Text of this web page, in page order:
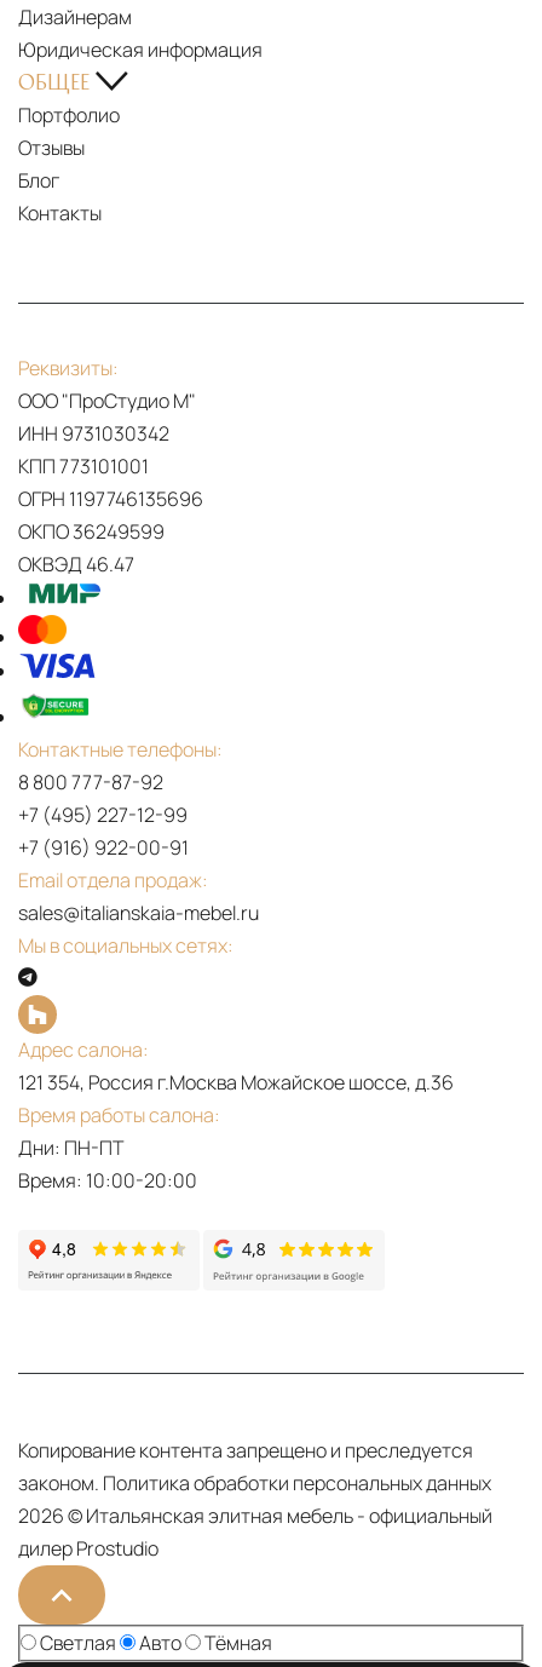
Дизайнерам
Юридическая информация
ОБЩЕЕ
Портфолио
Отзывы
Блог
Контакты
Реквизиты:
ООО "ПроСтудио М"
ИНН 9731030342
КПП 773101001
ОГРН 1197746135696
ОКПО 36249599
ОКВЭД 46.47
Контактные телефоны:
8 800 777-87-92
+7 (495) 227-12-99
+7 (916) 922-00-91
Email отдела продаж:
sales@italianskaia-mebel.ru
Мы в социальных сетях:
Адрес салона:
121 354, Россия г.Москва Можайское шоссе, д.36
Время работы салона:
Дни: ПН-ПТ
Время: 10:00-20:00
Копирование контента запрещено и преследуется
законом. Политика обработки персональных данных
2026 © Итальянская элитная мебель - официальный
дилер Prostudio
Тема сайта:
Светлая Авто Тёмная